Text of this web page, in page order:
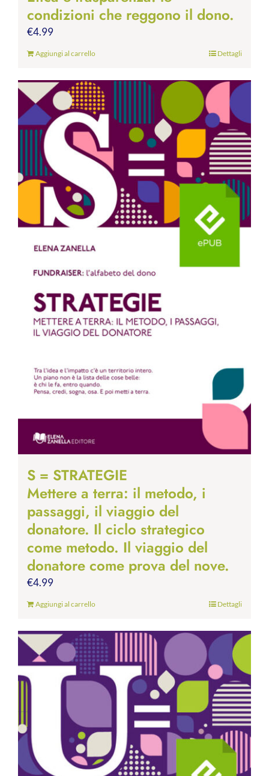
condizioni che reggono il dono.
€4.99
Aggiungi al carrello Dettagli
S = STRATEGIE
Mettere a terra: il metodo, i
passaggi, il viaggio del
donatore. Il ciclo strategico
come metodo. Il viaggio del
donatore come prova del nove.
€4.99
Aggiungi al carrello Dettagli